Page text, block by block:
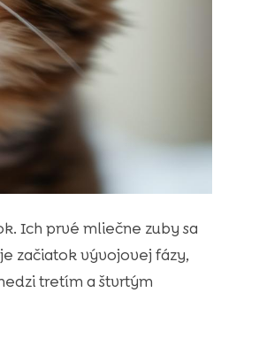
Ich prvé mliečne zuby sa
začiatok vývojovej fázy,
tretím a štvrtým